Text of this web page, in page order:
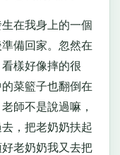
在我身上的一個
備回家。忽然在
樣好像摔的很
菜籃子也翻倒在
師不是說過嘛，
，把老奶奶扶起
老奶奶我又去把